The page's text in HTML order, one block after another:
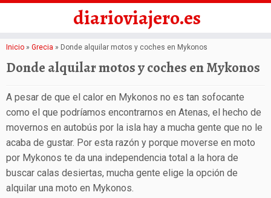
Saltar
al
diarioviajero.es
Inicio » Grecia » Donde alquilar motos y coches en Mykonos
Donde alquilar motos y coches en Mykonos
A pesar de que el calor en Mykonos no es tan sofocante
como el que podríamos encontrarnos en Atenas, el hecho de
movernos en autobús por la isla hay a mucha gente que no le
acaba de gustar. Por esta razón y porque moverse en moto
por Mykonos te da una independencia total a la hora de
buscar calas desiertas, mucha gente elige la opción de
alquilar una moto en Mykonos.